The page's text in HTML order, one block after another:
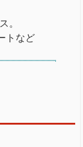
。
トなど